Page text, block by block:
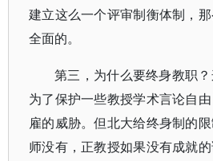
建立这么一个评审制衡体制，
全面的。
第三，为什么要终身教职
为了保护一些教授学术言论自
雇的威胁。但北大给终身制的
师没有，正教授如果没有成就